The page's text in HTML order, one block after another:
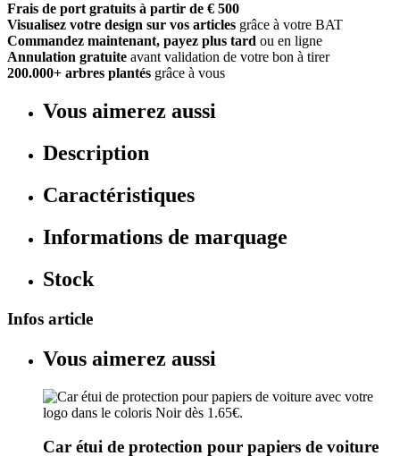
Frais de port gratuits à partir de € 500
Visualisez votre design sur vos articles grâce à votre BAT
Commandez maintenant, payez plus tard ou en ligne
Annulation gratuite avant validation de votre bon à tirer
200.000+ arbres plantés grâce à vous
Vous aimerez aussi
Description
Caractéristiques
Informations de marquage
Stock
Infos article
Vous aimerez aussi
Car étui de protection pour papiers de voiture